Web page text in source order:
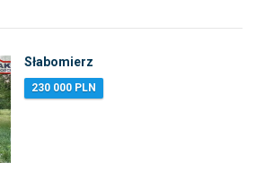
Słabomierz
230 000 PLN